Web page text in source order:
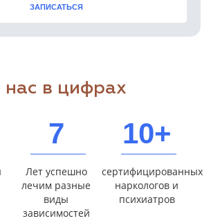
ЗАПИСАТЬСЯ
нас в цифрах
7
Лет успешно
лечим разные
виды
зависимостей
10+
сертифицированных
наркологов и
психиатров